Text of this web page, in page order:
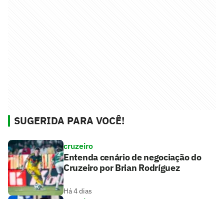
SUGERIDA PARA VOCÊ!
cruzeiro
Entenda cenário de negociação do
Cruzeiro por Brian Rodríguez
Há 4 dias